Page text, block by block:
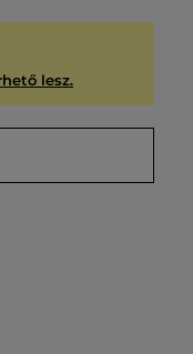
lesz.